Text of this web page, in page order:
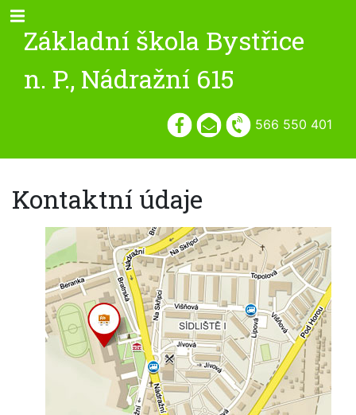
566 550 401
Základní škola Bystřice
n. P., Nádražní 615
Kontaktní údaje